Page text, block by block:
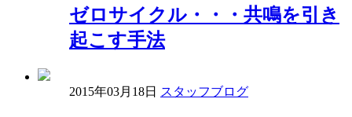
ゼロサイクル・・・共鳴を引き
起こす手法
2015年03月18日 スタッフブログ